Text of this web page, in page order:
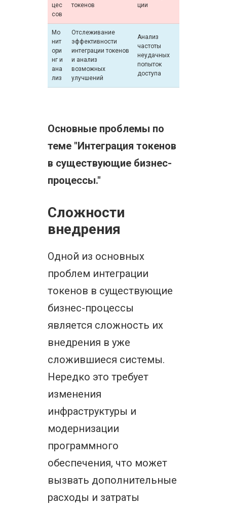
цес
сов
токенов
ции
Мо
нит
ори
нг и
ана
лиз
Отслеживание
эффективности
интеграции токенов
и анализ
возможных
улучшений
Анализ
частоты
неудачных
попыток
доступа
Основные проблемы по
теме "Интеграция токенов
в существующие бизнес-
процессы."
Сложности
внедрения
Одной из основных
проблем интеграции
токенов в существующие
бизнес-процессы
является сложность их
внедрения в уже
сложившиеся системы.
Нередко это требует
изменения
инфраструктуры и
модернизации
программного
обеспечения, что может
вызвать дополнительные
расходы и затраты